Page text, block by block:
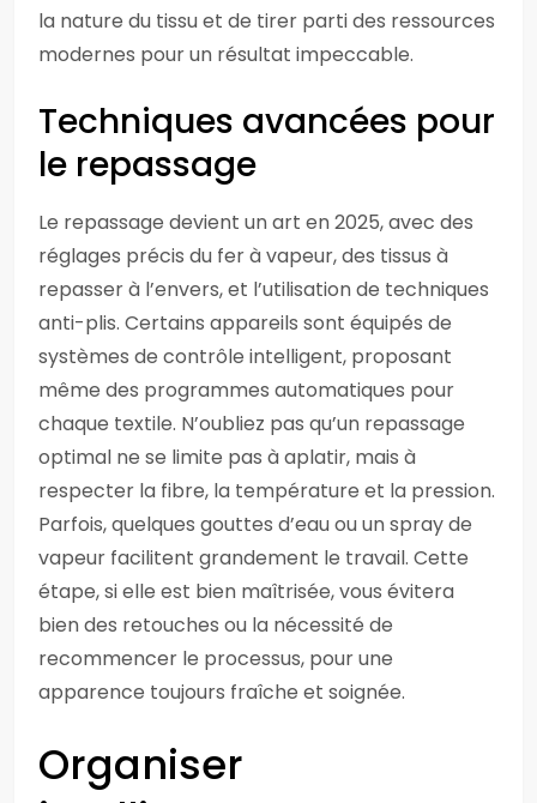
la nature du tissu et de tirer parti des ressources
modernes pour un résultat impeccable.
Techniques avancées pour
le repassage
Le repassage devient un art en 2025, avec des
réglages précis du fer à vapeur, des tissus à
repasser à l’envers, et l’utilisation de techniques
anti-plis. Certains appareils sont équipés de
systèmes de contrôle intelligent, proposant
même des programmes automatiques pour
chaque textile. N’oubliez pas qu’un repassage
optimal ne se limite pas à aplatir, mais à
respecter la fibre, la température et la pression.
Parfois, quelques gouttes d’eau ou un spray de
vapeur facilitent grandement le travail. Cette
étape, si elle est bien maîtrisée, vous évitera
bien des retouches ou la nécessité de
recommencer le processus, pour une
apparence toujours fraîche et soignée.
Organiser